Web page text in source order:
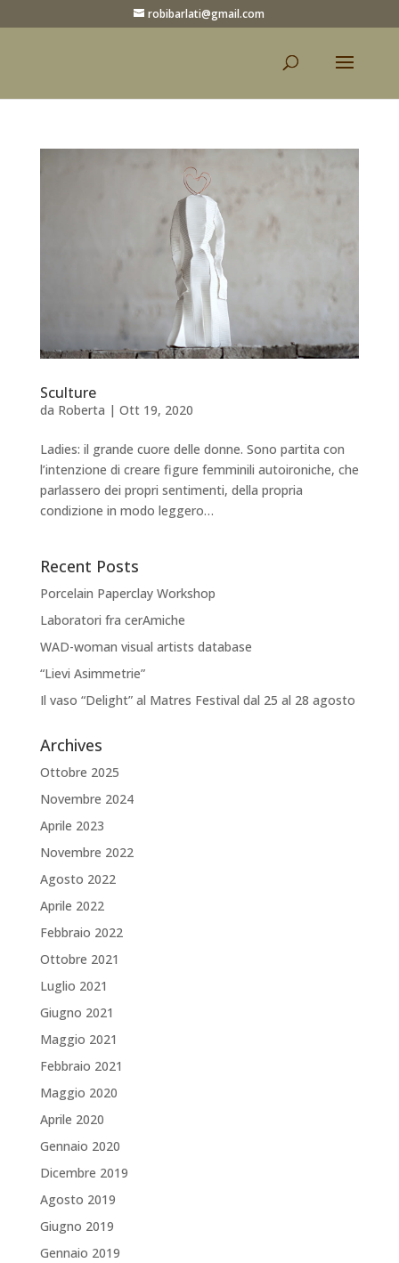
robibarlati@gmail.com
Sculture
da Roberta | Ott 19, 2020
Ladies: il grande cuore delle donne. Sono partita con
l’intenzione di creare figure femminili autoironiche, che
parlassero dei propri sentimenti, della propria
condizione in modo leggero…
Recent Posts
Porcelain Paperclay Workshop
Laboratori fra cerAmiche
WAD-woman visual artists database
“Lievi Asimmetrie”
Il vaso “Delight” al Matres Festival dal 25 al 28 agosto
Archives
Ottobre 2025
Novembre 2024
Aprile 2023
Novembre 2022
Agosto 2022
Aprile 2022
Febbraio 2022
Ottobre 2021
Luglio 2021
Giugno 2021
Maggio 2021
Febbraio 2021
Maggio 2020
Aprile 2020
Gennaio 2020
Dicembre 2019
Agosto 2019
Giugno 2019
Gennaio 2019